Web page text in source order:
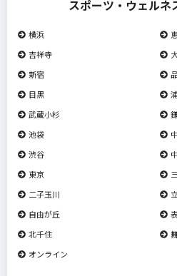
スポーツ・ウェルネ
横浜
吉祥寺
新宿
目黒
武蔵小杉
池袋
渋谷
東京
二子玉川
自由が丘
北千住
オンライン